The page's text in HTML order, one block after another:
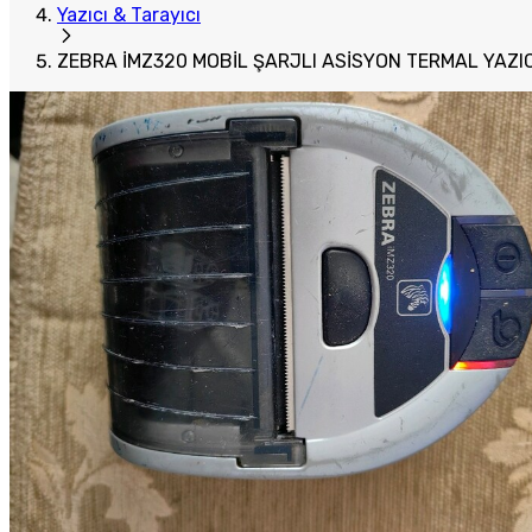
Yazıcı & Tarayıcı
ZEBRA İMZ320 MOBİL ŞARJLI ASİSYON TERMAL